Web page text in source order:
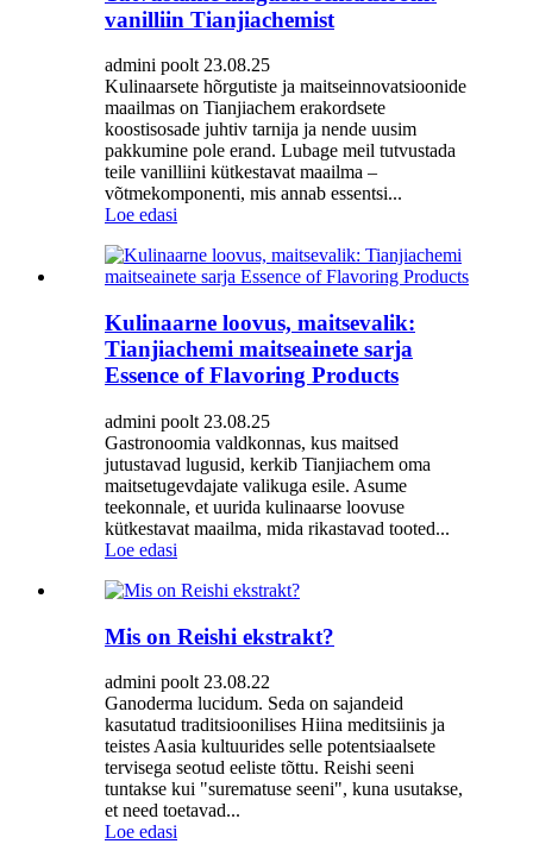
vanilliin Tianjiachemist
admini poolt 23.08.25
Kulinaarsete hõrgutiste ja maitseinnovatsioonide
maailmas on Tianjiachem erakordsete
koostisosade juhtiv tarnija ja nende uusim
pakkumine pole erand. Lubage meil tutvustada
teile vanilliini kütkestavat maailma –
võtmekomponenti, mis annab essentsi...
Loe edasi
Kulinaarne loovus, maitsevalik:
Tianjiachemi maitseainete sarja
Essence of Flavoring Products
admini poolt 23.08.25
Gastronoomia valdkonnas, kus maitsed
jutustavad lugusid, kerkib Tianjiachem oma
maitsetugevdajate valikuga esile. Asume
teekonnale, et uurida kulinaarse loovuse
kütkestavat maailma, mida rikastavad tooted...
Loe edasi
Mis on Reishi ekstrakt?
admini poolt 23.08.22
Ganoderma lucidum. Seda on sajandeid
kasutatud traditsioonilises Hiina meditsiinis ja
teistes Aasia kultuurides selle potentsiaalsete
tervisega seotud eeliste tõttu. Reishi seeni
tuntakse kui "surematuse seeni", kuna usutakse,
et need toetavad...
Loe edasi